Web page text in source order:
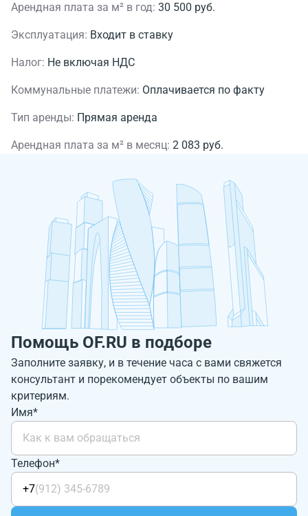
Арендная плата за м² в год: 30 500 руб.
Эксплуатация: Входит в ставку
Налог: Не включая НДС
Коммунальные платежи: Оплачивается по факту
Тип аренды: Прямая аренда
Арендная плата за м² в месяц: 2 083 руб.
Помощь OF.RU в подборе
Заполните заявку, и в течение часа с вами свяжется
консультант и порекомендует объекты по вашим
критериям.
Имя*
Телефон*
+7